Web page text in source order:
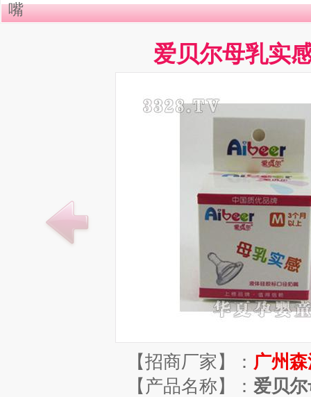
嘴
爱贝尔母乳实
【招商厂家】： 广州
【产品名称】： 爱贝